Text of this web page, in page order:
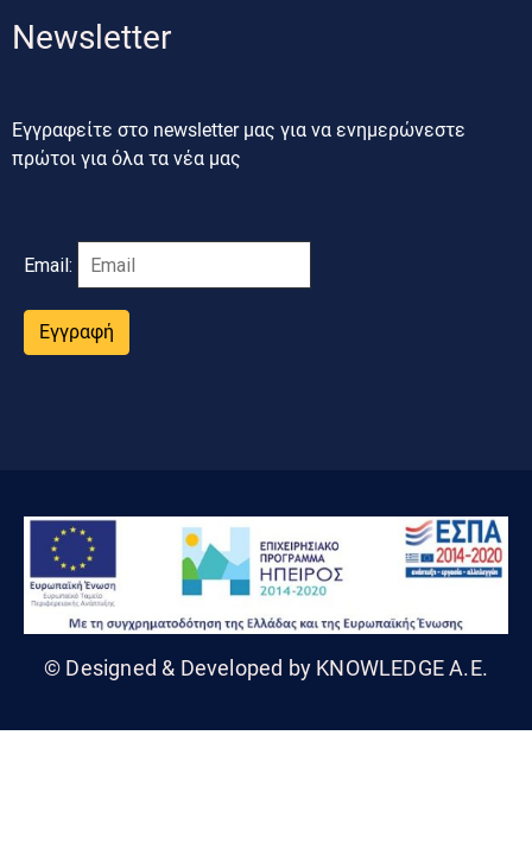
Newsletter
Εγγραφείτε στο newsletter μας για να ενημερώνεστε
πρώτοι για όλα τα νέα μας
Email:
Εγγραφή
© Designed & Developed by KNOWLEDGE A.E.